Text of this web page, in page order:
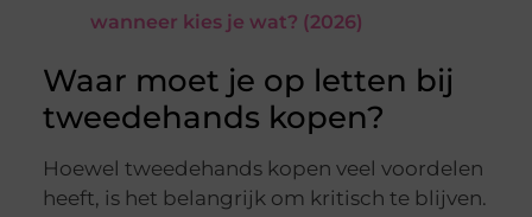
wanneer kies je wat? (2026)
Waar moet je op letten bij
tweedehands kopen?
Hoewel tweedehands kopen veel voordelen
heeft, is het belangrijk om kritisch te blijven.